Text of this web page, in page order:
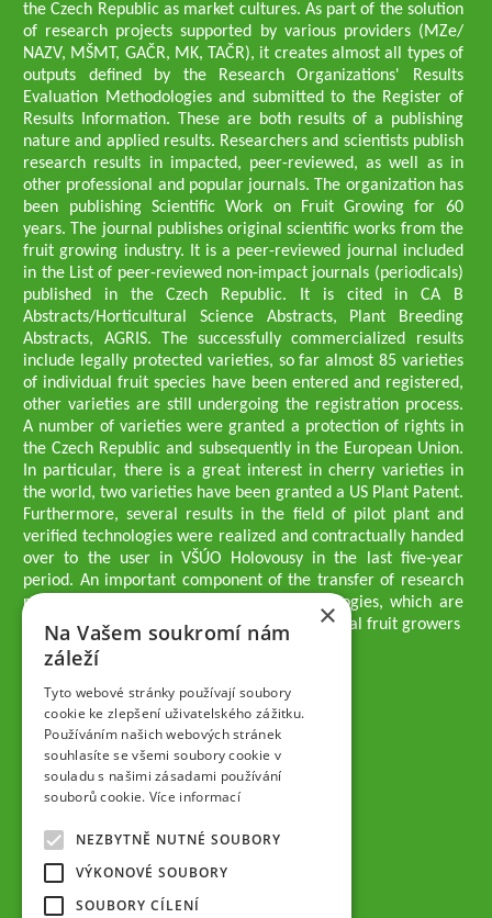
the Czech Republic as market cultures. As part of the solution
of research projects supported by various providers (MZe/
NAZV, MŠMT, GAČR, MK, TAČR), it creates almost all types of
outputs defined by the Research Organizations' Results
Evaluation Methodologies and submitted to the Register of
Results Information. These are both results of a publishing
nature and applied results. Researchers and scientists publish
research results in impacted, peer-reviewed, as well as in
other professional and popular journals. The organization has
been publishing Scientific Work on Fruit Growing for 60
years. The journal publishes original scientific works from the
fruit growing industry. It is a peer-reviewed journal included
in the List of peer-reviewed non-impact journals (periodicals)
published in the Czech Republic. It is cited in CA B
Abstracts/Horticultural Science Abstracts, Plant Breeding
Abstracts, AGRIS. The successfully commercialized results
include legally protected varieties, so far almost 85 varieties
of individual fruit species have been entered and registered,
other varieties are still undergoing the registration process.
A number of varieties were granted a protection of rights in
the Czech Republic and subsequently in the European Union.
In particular, there is a great interest in cherry varieties in
the world, two varieties have been granted a US Plant Patent.
Furthermore, several results in the field of pilot plant and
verified technologies were realized and contractually handed
over to the user in VŠÚO Holovousy in the last five-year
period. An important component of the transfer of research
results into practice are growing methodologies, which are
passed on to users - professionals - professional fruit growers
Company executives
Ing. Tomáš Zmeškal
Ing. Jaroslav Vácha
Companions
Ing. Jan Blažek, CS c.
Ing. Josef Kosina, CS c.
Ing. Václav Ludvík
Jaroslav Muška
Ing. Radoslav Potůček
SEMPRA PRAHA a.s.
×
Na Vašem soukromí nám
záleží
Tyto webové stránky používají soubory
cookie ke zlepšení uživatelského zážitku.
Používáním našich webových stránek
souhlasíte se všemi soubory cookie v
souladu s našimi zásadami používání
souborů cookie. Více informací
NEZBYTNĚ NUTNÉ SOUBORY
VÝKONOVÉ SOUBORY
SOUBORY CÍLENÍ